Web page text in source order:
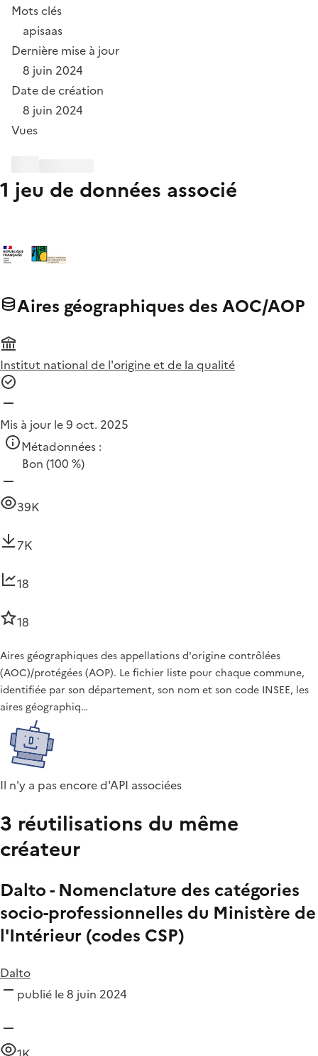
Mots clés
apisaas
Dernière mise à jour
8 juin 2024
Date de création
8 juin 2024
Vues
1 jeu de données associé
Aires géographiques des AOC/AOP
Institut national de l'origine et de la qualité
Mis à jour le 9 oct. 2025
Métadonnées :
Bon (100 %)
39K
7K
18
18
Aires géographiques des appellations d'origine contrôlées
(AOC)/protégées (AOP). Le fichier liste pour chaque commune,
identifiée par son département, son nom et son code INSEE, les
aires géographiq…
Il n'y a pas encore d'API associées
3 réutilisations du même
créateur
Dalto - Nomenclature des catégories
socio-professionnelles du Ministère de
l'Intérieur (codes CSP)
Dalto
publié le 8 juin 2024